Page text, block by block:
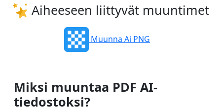
Aiheeseen liittyvät muuntimet
Muunna Ai PNG
Miksi muuntaa PDF AI-
tiedostoksi?